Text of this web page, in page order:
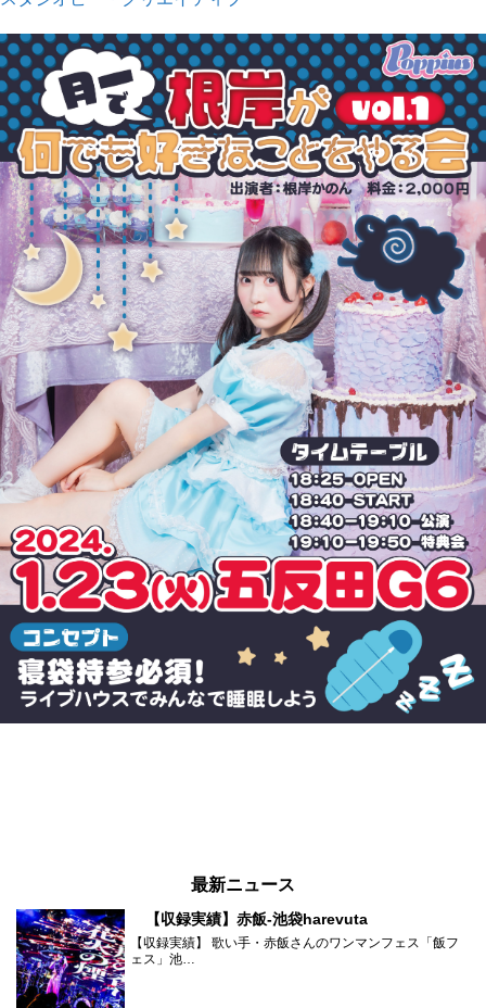
最新ニュース
【収録実績】赤飯-池袋harevuta
【収録実績】 歌い手・赤飯さんのワンマンフェス「飯フ
ェス」池…